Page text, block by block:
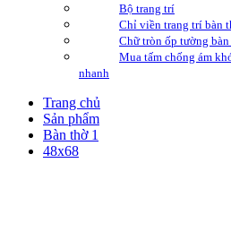
Bộ trang trí
Chỉ viền trang trí bàn
Chữ tròn ốp tường
Mua tấm chống ám
nhanh
Trang chủ
Sản phẩm
Bàn thờ 1
48x68